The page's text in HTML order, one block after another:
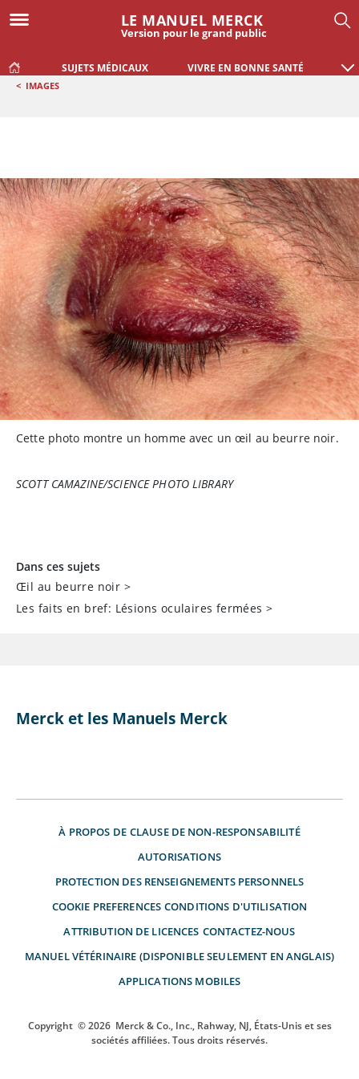
LE MANUEL MERCK
Version pour le grand public
SUJETS MÉDICAUX VIVRE EN BONNE SANTÉ
< IMAGES
Cette photo montre un homme avec un œil au beurre noir.
SCOTT CAMAZINE/SCIENCE PHOTO LIBRARY
Dans ces sujets
Œil au beurre noir >
Les faits en bref: Lésions oculaires fermées >
Merck et les Manuels Merck
À PROPOS DE CLAUSE DE NON-RESPONSABILITÉ
AUTORISATIONS
PROTECTION DES RENSEIGNEMENTS PERSONNELS
COOKIE PREFERENCES CONDITIONS D'UTILISATION
ATTRIBUTION DE LICENCES CONTACTEZ-NOUS
MANUEL VÉTÉRINAIRE (DISPONIBLE SEULEMENT EN ANGLAIS)
APPLICATIONS MOBILES
Copyright © 2026 Merck & Co., Inc., Rahway, NJ, États-Unis et ses
sociétés affiliées. Tous droits réservés.